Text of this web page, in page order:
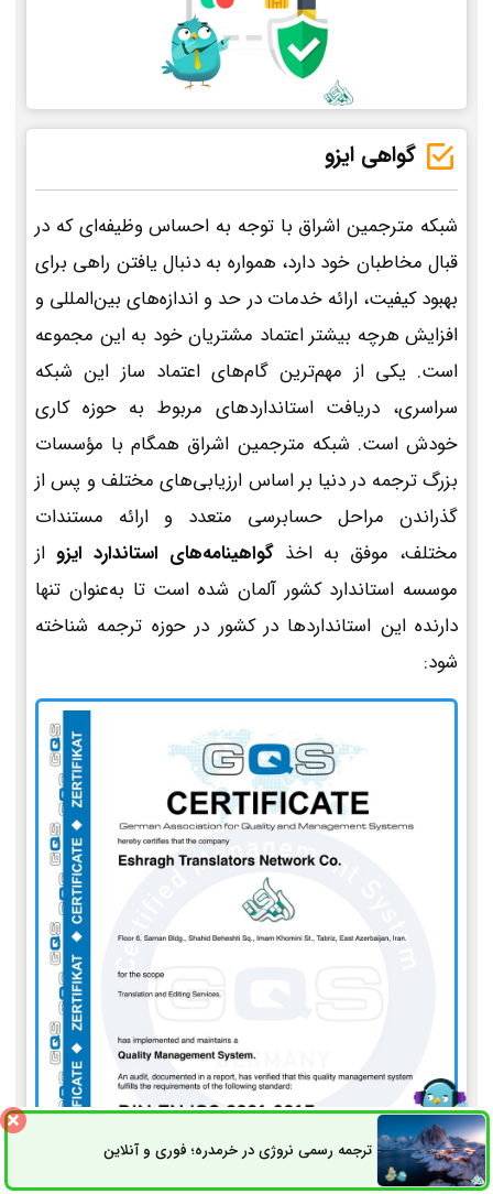
گواهی ایزو
شبکه مترجمین اشراق با توجه به احساس وظیفه‌ای که در
قبال مخاطبان خود دارد، همواره به دنبال یافتن راهی برای
بهبود کیفیت، ارائه خدمات در حد و اندازه‌های بین‌المللی و
افزایش هرچه بیشتر اعتماد مشتریان خود به این مجموعه
است. یکی از مهم‌ترین گام‌های اعتماد ساز این شبکه
سراسری، دریافت استانداردهای مربوط به حوزه کاری
خودش است. شبکه مترجمین اشراق همگام با مؤسسات
بزرگ ترجمه در دنیا بر اساس ارزیابی‌های مختلف و پس از
گذراندن مراحل حسابرسی متعدد و ارائه مستندات
مختلف، موفق به اخذ گواهینامه‌های استاندارد ایزو از
موسسه استاندارد کشور آلمان شده است تا به‌عنوان تنها
دارنده این استانداردها در کشور در حوزه ترجمه شناخته
شود:
ترجمه رسمی نروژی در خرمدره؛ فوری و آنلاینثبت سفارش راه های ارتباطی